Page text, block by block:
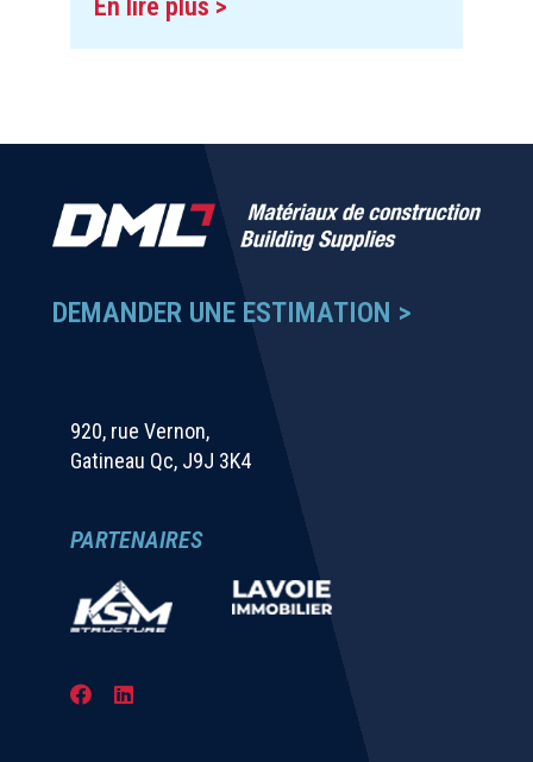
En lire plus >
DEMANDER UNE ESTIMATION >
920, rue Vernon,
Gatineau Qc, J9J 3K4
PARTENAIRES